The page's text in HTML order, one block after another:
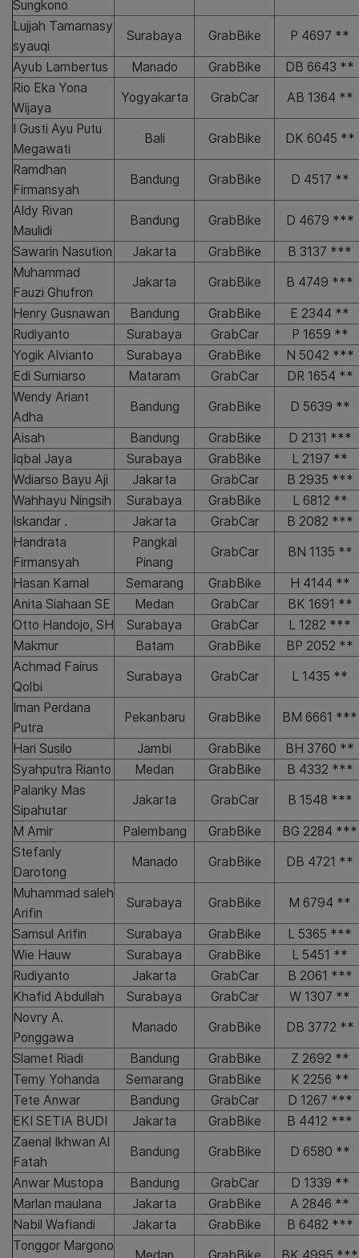
Sungkono
Lujjah Tamamasy
syauqi
Surabaya GrabBike P 4697 **
Ayub Lambertus Manado GrabBike
DB 6643 **
Rio Eka Yona
Wijaya
Yogyakarta GrabCar AB 1364 **
I Gusti Ayu Putu
Megawati
Bali GrabBike DK 6045 **
Ramdhan
Firmansyah
Bandung GrabBike D 4517 **
Aldy Rivan
Maulidi
Bandung GrabBike D 4679 ***
Sawarin Nasution Jakarta GrabBike
B 3137 ***
Muhammad
Fauzi Ghufron
Jakarta GrabBike B 4749 ***
Henry Gusnawan Bandung GrabBike
E 2344 **
Rudiyanto
Surabaya GrabCar
P 1659 **
Yogik Alvianto
Surabaya GrabBike
N 5042 ***
Edi Sumiarso
Mataram GrabCar
DR 1654 **
Wendy Ariant
Adha
Bandung GrabBike D 5639 **
Aisah Bandung GrabBike
D 2131 ***
Iqbal Jaya
Surabaya GrabBike
L 2197 **
Wdiarso Bayu Aji
Jakarta GrabCar
B 2935 ***
Wahhayu Ningsih
Surabaya GrabBike
L 6812 **
Iskandar .
Jakarta GrabCar
B 2082 ***
Handrata
Firmansyah
Pangkal
Pinang
GrabCar BN 1135 **
Hasan Kamal Semarang GrabBike
H 4144 **
Anita Siahaan SE
Medan GrabCar
BK 1691 **
Otto Handojo, SH
Surabaya GrabCar
L 1282 ***
Makmur
Batam GrabBike
BP 2052 **
Achmad Fairus
Qolbi
Surabaya GrabCar L 1435 **
Iman Perdana
Putra
Pekanbaru GrabBike BM 6661 ***
Hari Susilo Jambi GrabBike
BH 3760 **
Syahputra Rianto
Medan GrabBike
B 4332 ***
Palanky Mas
Sipahutar
Jakarta GrabCar B 1548 ***
M Amir Palembang GrabBike
BG 2284 ***
Stefanly
Darotong
Manado GrabBike DB 4721 **
Muhammad saleh
Arifin
Surabaya GrabBike M 6794 **
Samsul Arifin Surabaya GrabBike
L 5365 ***
Wie Hauw
Surabaya GrabBike
L 5451 **
Rudiyanto
Jakarta GrabCar
B 2061 ***
Khafid Abdullah
Surabaya GrabCar
W 1307 **
Novry A.
Ponggawa
Manado GrabBike DB 3772 **
Slamet Riadi Bandung GrabBike
Z 2692 **
Temy Yohanda
Semarang GrabBike
K 2256 **
Tete Anwar
Bandung GrabCar
D 1267 ***
EKI SETIA BUDI
Jakarta GrabBike
B 4412 ***
Zaenal Ikhwan Al
Fatah
Bandung GrabBike D 6580 **
Anwar Mustopa Bandung GrabCar
D 1339 **
Marlan maulana
Jakarta GrabBike
A 2846 **
Nabil Wafiandi
Jakarta GrabBike
B 6482 ***
Tonggor Margono